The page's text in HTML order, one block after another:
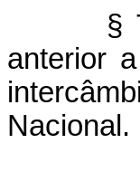
§
anterior
Nacional.